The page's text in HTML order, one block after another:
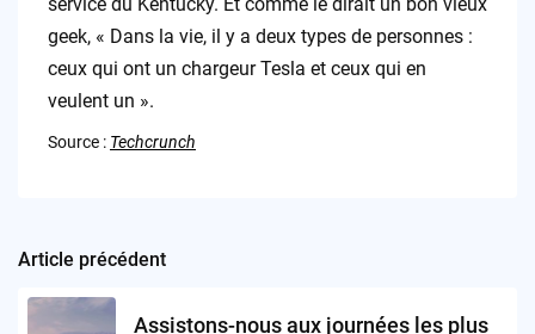
geek, « Dans la vie, il y a deux types de personnes :
ceux qui ont un chargeur Tesla et ceux qui en
veulent un ».
Source : Techcrunch
Post
navigation
Article précédent
Assistons-nous aux journées les plus